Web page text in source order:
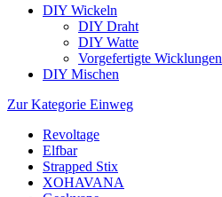
DIY Wickeln
DIY Draht
DIY Watte
Vorgefertigte Wicklungen
DIY Mischen
Zur Kategorie Einweg
Revoltage
Elfbar
Strapped Stix
XOHAVANA